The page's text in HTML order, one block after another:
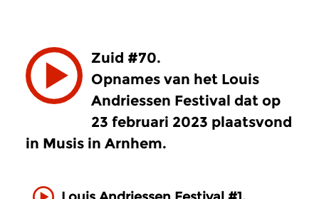
Zuid #70.
Opnames van het Louis
Andriessen Festival dat op
23 februari 2023 plaatsvond
in Musis in Arnhem.